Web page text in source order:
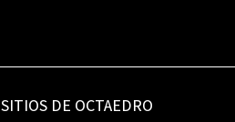
SITIOS DE OCTAEDRO